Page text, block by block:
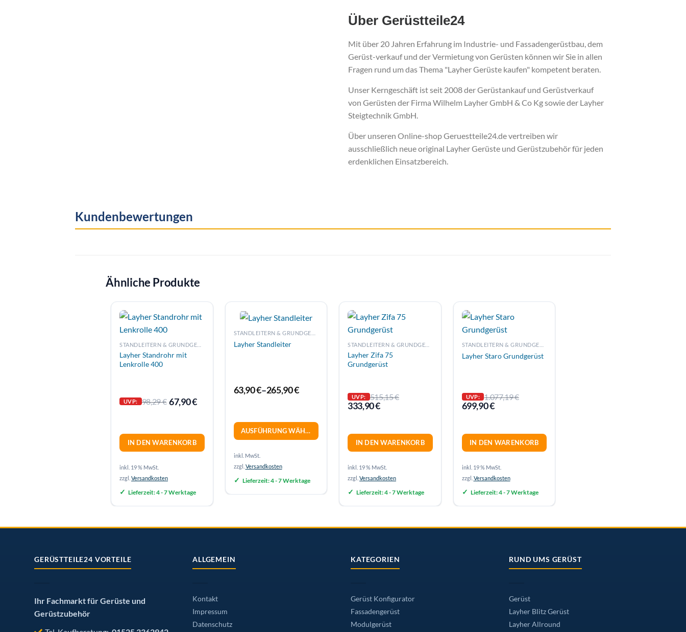
Über Gerüstteile24
Mit über 20 Jahren Erfahrung im Industrie- und Fassadengerüstbau, dem
Gerüst-verkauf und der Vermietung von Gerüsten können wir Sie in allen
Fragen rund um das Thema "Layher Gerüste kaufen" kompetent beraten.
Unser Kerngeschäft ist seit 2008 der Gerüstankauf und Gerüstverkauf
von Gerüsten der Firma Wilhelm Layher GmbH & Co Kg sowie der Layher
Steigtechnik GmbH.
Über unseren Online-shop Geruestteile24.de vertreiben wir
ausschließlich neue original Layher Gerüste und Gerüstzubehör für jeden
erdenklichen Einsatzbereich.
Kundenbewertungen
Ähnliche Produkte
Layher Standrohr mit
Lenkrolle 400
UVP: 98,29€ 67,90€
IN DEN WARENKORB
inkl. 19 % MwSt.
zzgl. Versandkosten
Lieferzeit:4 - 7 Werktage
Layher Standleiter
63,90€–265,90€
AUSFÜHRUNG WÄHLEN
inkl. MwSt.
zzgl. Versandkosten
Lieferzeit:4 - 7 Werktage
Layher Zifa 75
Grundgerüst
UVP: 515,15€
333,90€
IN DEN WARENKORB
inkl. 19 % MwSt.
zzgl. Versandkosten
Lieferzeit:4 - 7 Werktage
Layher Staro Grundgerüst
UVP: 1.077,19€
699,90€
IN DEN WARENKORB
inkl. 19 % MwSt.
zzgl. Versandkosten
Lieferzeit:4 - 7 Werktage
GERÜSTTEILE24 VORTEILE
Ihr Fachmarkt für Gerüste und
Gerüstzubehör
ALLGEMEIN
Kontakt
Impressum
Datenschutz
KATEGORIEN
Gerüst Konfigurator
Fassadengerüst
Modulgerüst
RUND UMS GERÜST
Gerüst
Layher Blitz Gerüst
Layher Allround